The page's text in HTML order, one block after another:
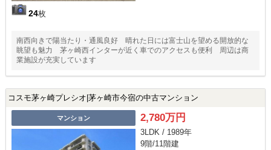
24枚
南西向きで陽当たり・通風良好 晴れた日には富士山を望める開放的な
眺望も魅力 茅ヶ崎西インターが近く車でのアクセスも便利 周辺は商
業施設が充実しています
コスモ茅ヶ崎プレシオ|茅ヶ崎市今宿の中古マンション
マンション 2,780万円
3LDK / 1989年
9階/11階建